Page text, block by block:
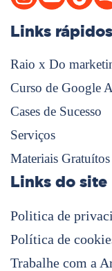
Links rápidos
Raio x Do
Curso de Google
Cases de Sucesso
Serviços
Materiais Gratuítos
Links do site
Politica de
Política de
Trabalhe com a